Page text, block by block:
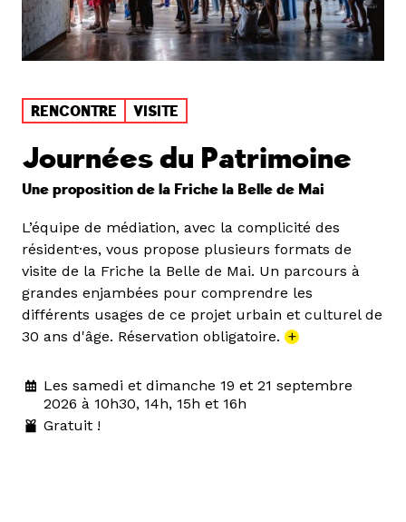
RENCONTRE VISITE
Journées du Patrimoine
Une proposition de la Friche la Belle de Mai
L’équipe de médiation, avec la complicité des
résident·es, vous propose plusieurs formats de
visite de la Friche la Belle de Mai. Un parcours à
grandes enjambées pour comprendre les
différents usages de ce projet urbain et culturel de
30 ans d'âge. Réservation obligatoire. +
Les samedi et dimanche 19 et 21 septembre
2026 à 10h30, 14h, 15h et 16h
Gratuit !